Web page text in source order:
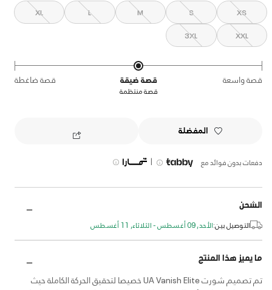
XS
S
M
L
XL
XXL
3XL
قصة واسعة قصة ضيقة قصة ضاغطة
قصة منتظمة
المفضلة
دفعات بدون فوائد مع |
الشحن
التوصيل بين:الأحد, 09 أغسطس - الثلاثاء, 11 أغسطس
ما يميز هذا المنتج
تم تصميم شورت UA Vanish Elite خصيصا لتحقيق الحركة الكاملة حيث